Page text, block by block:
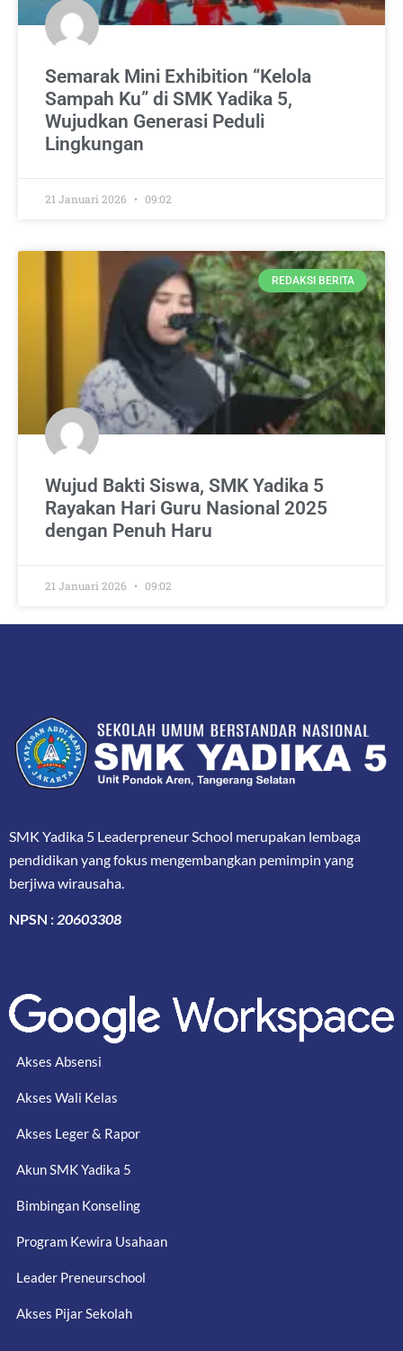
Semarak Mini Exhibition “Kelola
Sampah Ku” di SMK Yadika 5,
Wujudkan Generasi Peduli
Lingkungan
21 Januari 2026 09:02
REDAKSI BERITA
Wujud Bakti Siswa, SMK Yadika 5
Rayakan Hari Guru Nasional 2025
dengan Penuh Haru
21 Januari 2026 09:02
SMK Yadika 5 Leaderpreneur School merupakan lembaga
pendidikan yang fokus mengembangkan pemimpin yang
berjiwa wirausaha.
NPSN :20603308
Akses Absensi
Akses Wali Kelas
Akses Leger & Rapor
Akun SMK Yadika 5
Bimbingan Konseling
Program Kewira Usahaan
Leader Preneurschool
Akses Pijar Sekolah